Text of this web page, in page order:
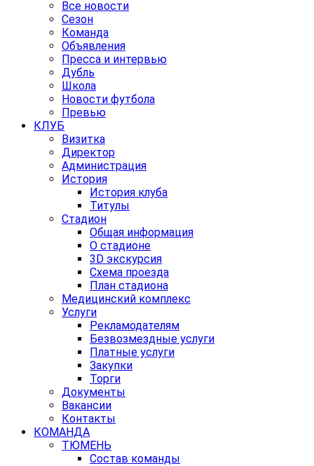
Все новости
Сезон
Команда
Объявления
Пресса и интервью
Дубль
Школа
Новости футбола
Превью
КЛУБ
Визитка
Директор
Администрация
История
История клуба
Титулы
Стадион
Общая информация
О стадионе
3D экскурсия
Схема проезда
План стадиона
Медицинский комплекс
Услуги
Рекламодателям
Безвозмездные услуги
Платные услуги
Закупки
Торги
Документы
Вакансии
Контакты
КОМАНДА
ТЮМЕНЬ
Состав команды